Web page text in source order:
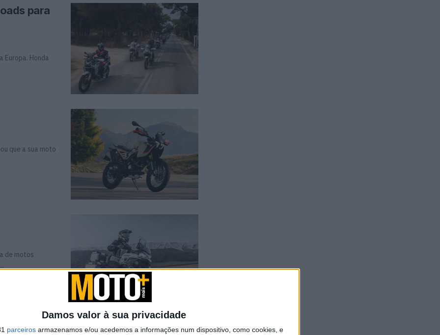
Damos valor à sua privacidade
parceiros armazenamos e/ou acedemos a informações num dispositivo, como cookies, e
para
Europa. Honda
que a sua moto
de motos
do Ano